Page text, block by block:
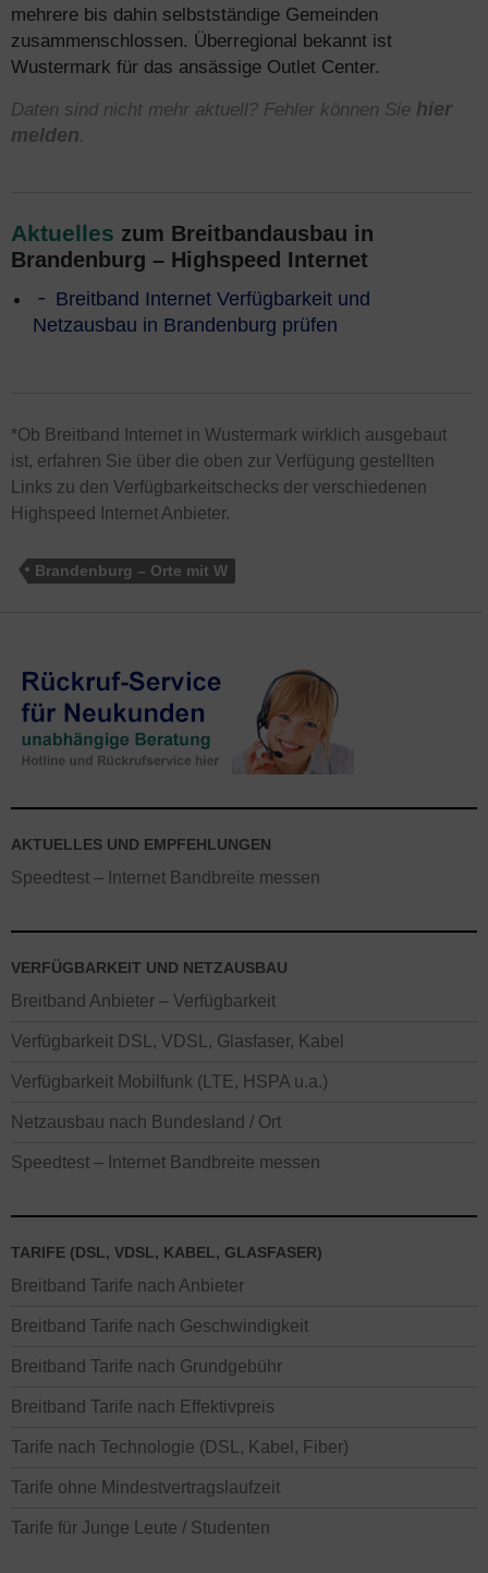
mehrere bis dahin selbstständige Gemeinden
zusammenschlossen. Überregional bekannt ist
Wustermark für das ansässige Outlet Center.
Daten sind nicht mehr aktuell? Fehler können Sie hier
melden.
Aktuelles zum Breitbandausbau in
Brandenburg – Highspeed Internet
Breitband Internet Verfügbarkeit und
Netzausbau in Brandenburg prüfen
*Ob Breitband Internet in Wustermark wirklich ausgebaut
ist, erfahren Sie über die oben zur Verfügung gestellten
Links zu den Verfügbarkeitschecks der verschiedenen
Highspeed Internet Anbieter.
Brandenburg – Orte mit W
AKTUELLES UND EMPFEHLUNGEN
Speedtest – Internet Bandbreite messen
VERFÜGBARKEIT UND NETZAUSBAU
Breitband Anbieter – Verfügbarkeit
Verfügbarkeit DSL, VDSL, Glasfaser, Kabel
Verfügbarkeit Mobilfunk (LTE, HSPA u.a.)
Netzausbau nach Bundesland / Ort
Speedtest – Internet Bandbreite messen
TARIFE (DSL, VDSL, KABEL, GLASFASER)
Breitband Tarife nach Anbieter
Breitband Tarife nach Geschwindigkeit
Breitband Tarife nach Grundgebühr
Breitband Tarife nach Effektivpreis
Tarife nach Technologie (DSL, Kabel, Fiber)
Tarife ohne Mindestvertragslaufzeit
Tarife für Junge Leute / Studenten